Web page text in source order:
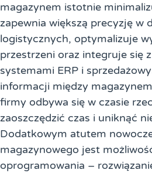
magazynem istotnie
zapewnia większą precyzję w
logistycznych, optymalizuje
przestrzeni oraz integruje się
systemami ERP i
informacji między
firmy odbywa się w czasie
zaoszczędzić czas i uniknąć
Dodatkowym atutem
magazynowego jest
oprogramowania –